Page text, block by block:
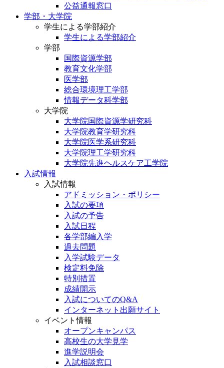
公益通報窓口
学部・大学院
学生による学部紹介
学生による学部紹介
学部
国際資源学部
教育文化学部
医学部
総合環境理工学部
情報データ科学部
大学院
大学院国際資源学研究科
大学院教育学研究科
大学院医学系研究科
大学院理工学研究科
大学院先進ヘルスケア工学院
入試情報
入試情報
アドミッション・ポリシー
入試の要項
入試の予告
入試日程
各学部編入学
過去問題
入学試験データ
検定料免除
特別措置
成績開示
入試についてのQ&A
インターネット出願サイト
イベント情報
オープンキャンパス
高校生の大学見学
進学説明会
入試相談窓口